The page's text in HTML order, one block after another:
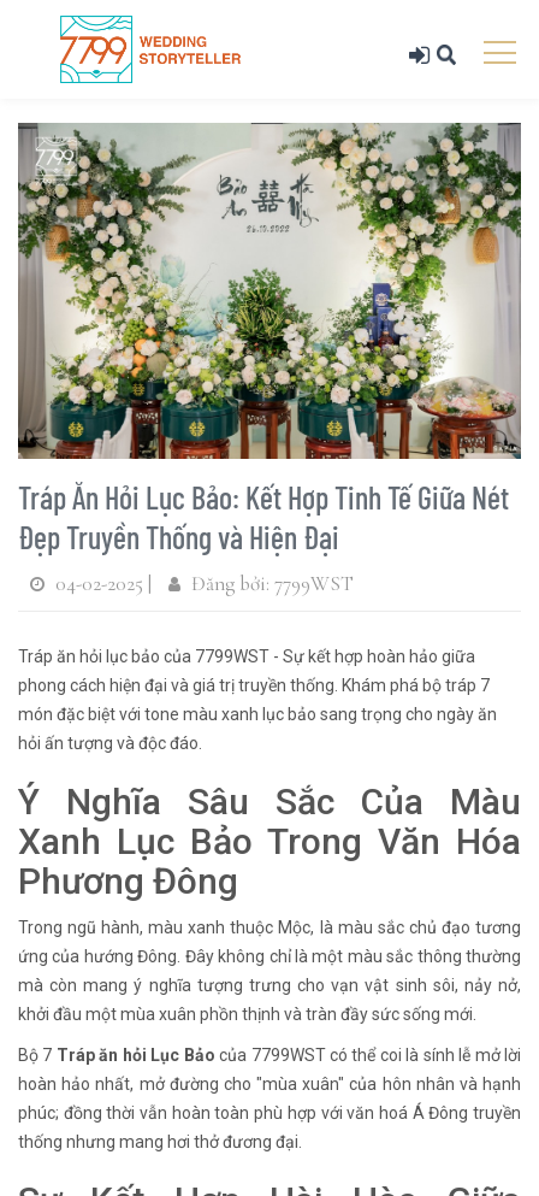
Tráp Ăn Hỏi Lục Bảo: Kết Hợp Tinh Tế Giữa Nét
Đẹp Truyền Thống và Hiện Đại
04-02-2025 | Đăng bởi: 7799WST
Tráp ăn hỏi lục bảo của 7799WST - Sự kết hợp hoàn hảo giữa
phong cách hiện đại và giá trị truyền thống. Khám phá bộ tráp 7
món đặc biệt với tone màu xanh lục bảo sang trọng cho ngày ăn
hỏi ấn tượng và độc đáo.
Ý Nghĩa Sâu Sắc Của Màu
Xanh Lục Bảo Trong Văn Hóa
Phương Đông
Trong ngũ hành, màu xanh thuộc Mộc, là màu sắc chủ đạo tương
ứng của hướng Đông. Đây không chỉ là một màu sắc thông thường
mà còn mang ý nghĩa tượng trưng cho vạn vật sinh sôi, nảy nở,
khởi đầu một mùa xuân phồn thịnh và tràn đầy sức sống mới.
Bộ 7 Tráp ăn hỏi Lục Bảo của 7799WST có thể coi là sính lễ mở lời
hoàn hảo nhất, mở đường cho "mùa xuân" của hôn nhân và hạnh
phúc; đồng thời vẫn hoàn toàn phù hợp với văn hoá Á Đông truyền
thống nhưng mang hơi thở đương đại.